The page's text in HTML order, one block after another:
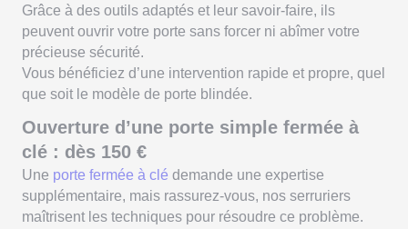
Grâce à des outils adaptés et leur savoir-faire, ils
peuvent ouvrir votre porte sans forcer ni abîmer votre
précieuse sécurité.
Vous bénéficiez d’une intervention rapide et propre, quel
que soit le modèle de porte blindée.
Ouverture d’une porte simple fermée à
clé : dès 150 €
Une porte fermée à clé demande une expertise
supplémentaire, mais rassurez-vous, nos serruriers
maîtrisent les techniques pour résoudre ce problème.